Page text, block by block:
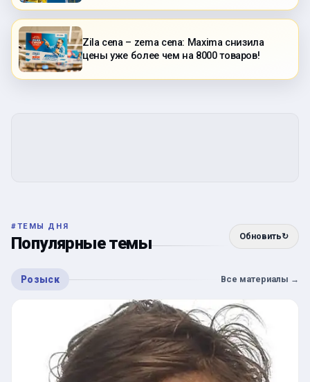
Zila cena – zema cena: Maxima снизила
цены уже более чем на 8000 товаров!
#ТЕМЫ ДНЯ
Популярные темы Обновить↻
Розыск Все материалы →